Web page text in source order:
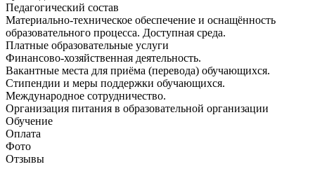
Педагогический состав
Материально-техническое обеспечение и оснащённость
образовательного процесса. Доступная среда.
Платные образовательные услуги
Финансово-хозяйственная деятельность.
Вакантные места для приёма (перевода) обучающихся.
Стипендии и меры поддержки обучающихся.
Международное сотрудничество.
Организация питания в образовательной организации
Обучение
Оплата
Фото
Отзывы